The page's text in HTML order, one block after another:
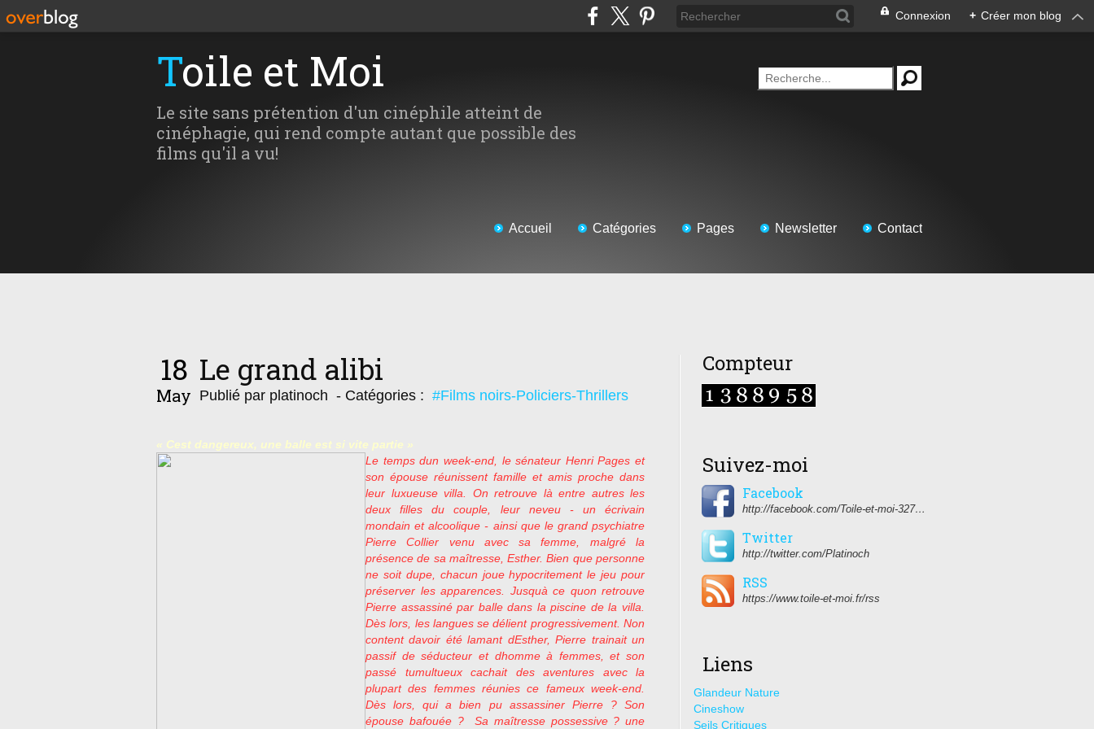
Connexion + Créer mon blog
Toile et Moi
Le site sans prétention d'un cinéphile atteint de
cinéphagie, qui rend compte autant que possible des
films qu'il a vu!
Accueil Catégories Pages Newsletter Contact
18
May
Le grand alibi
Publié par platinoch - Catégories : #Films noirs-Policiers-Thrillers
« Cest dangereux, une balle est si vite partie »
Le temps dun week-end, le sénateur Henri Pages et
son épouse réunissent famille et amis proche dans
leur luxueuse villa. On retrouve là entre autres les
deux filles du couple, leur neveu - un écrivain
mondain et alcoolique - ainsi que le grand psychiatre
Pierre Collier venu avec sa femme, malgré la
présence de sa maîtresse, Esther. Bien que personne
ne soit dupe, chacun joue hypocritement le jeu pour
préserver les apparences. Jusquà ce quon retrouve
Pierre assassiné par balle dans la piscine de la villa.
Dès lors, les langues se délient progressivement. Non
content davoir été lamant dEsther, Pierre trainait un
passif de séducteur et dhomme à femmes, et son
passé tumultueux cachait des aventures avec la
plupart des femmes réunies ce fameux week-end.
Dès lors, qui a bien pu assassiner Pierre ? Son
épouse bafouée ?
Sa maîtresse possessive ? une
Compteur
Suivez-moi
Facebook
http://facebook.com/Toile-et-moi-327459350627274/
Twitter
http://twitter.com/Platinoch
RSS
https://www.toile-et-moi.fr/rss
Liens
Glandeur Nature
Cineshow
Seils Critiques